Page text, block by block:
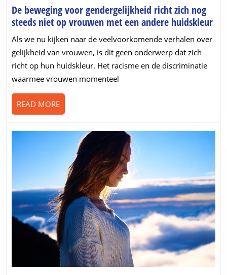
De beweging voor gendergelijkheid richt zich nog
steeds niet op vrouwen met een andere huidskleurDe
op
een
Als we nu kijken naar de veelvoorkomende verhalen over
gelijkheid van vrouwen, is dit geen onderwerp dat zich
richt op hun huidskleur. Het racisme en de discriminatie
waarmee vrouwen momenteel
READ MOREREAD
MORE